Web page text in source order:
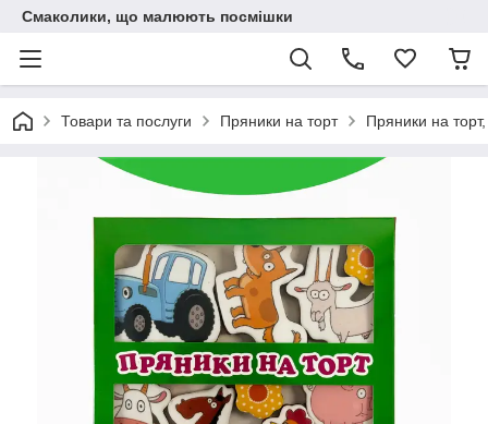
Смаколики, що малюють посмішки
Товари та послуги Пряники на торт Пряники на